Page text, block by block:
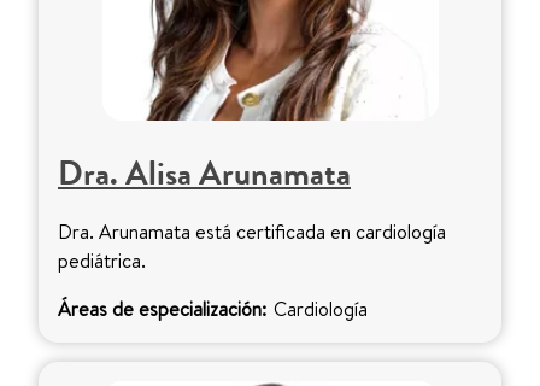
Dra. Alisa Arunamata
Dra. Arunamata está certificada en cardiología
pediátrica.
Áreas de especialización: Cardiología